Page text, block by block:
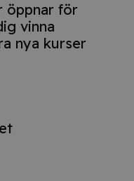
öppnar för
vinna
nya kurser